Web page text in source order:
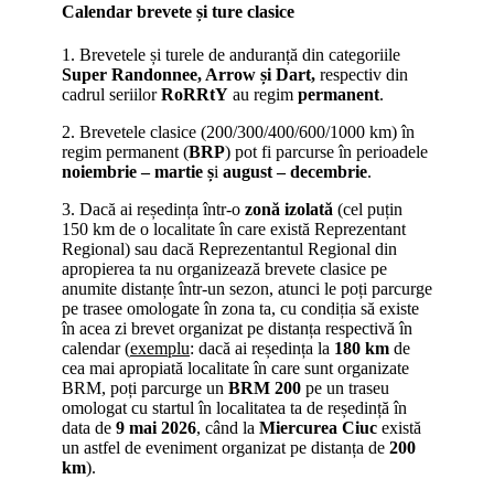
Calendar brevete și ture clasice
1. Brevetele și turele de anduranță din categoriile
Super Randonnee, Arrow și Dart, respectiv din
cadrul seriilorRoRRtY au regim permanent.
2. Brevetele clasice (200/300/400/600/1000 km) în
regim permanent (BRP) pot fi parcurse în perioadele
noiembrie – martie și august – decembrie.
3. Dacă ai reședința într-o zonă izolată (cel puțin
150 km de o localitate în care există Reprezentant
Regional) sau dacă Reprezentantul Regional din
apropierea ta nu organizează brevete clasice pe
anumite distanțe într-un sezon, atunci le poți parcurge
pe trasee omologate în zona ta, cu condiția să existe
în acea zi brevet organizat pe distanța respectivă în
calendar (exemplu: dacă ai reședința la 180 km de
cea mai apropiată localitate în care sunt organizate
BRM, poți parcurge un BRM 200 pe un traseu
omologat cu startul în localitatea ta de reședință în
data de 9 mai 2026, când la Miercurea Ciuc există
un astfel de eveniment organizat pe distanța de 200
km).